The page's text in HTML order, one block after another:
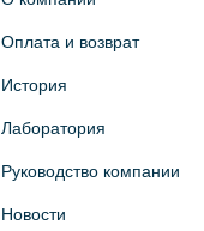
Оплата и возврат
История
Лаборатория
Руководство компании
Новости